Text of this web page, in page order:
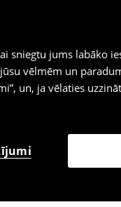
sniegtu jums labāko
vēlmēm un
un, ja vēlaties